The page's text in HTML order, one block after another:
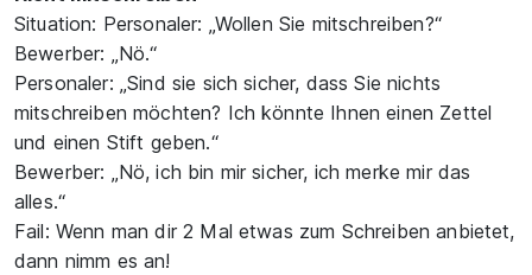
Situation: Personaler: „Wollen Sie mitschreiben?“
Bewerber: „Nö.“
Personaler: „Sind sie sich sicher, dass Sie nichts
mitschreiben möchten? Ich könnte Ihnen einen Zettel
und einen Stift geben.“
Bewerber: „Nö, ich bin mir sicher, ich merke mir das
alles.“
Fail: Wenn man dir 2 Mal etwas zum Schreiben anbietet,
dann nimm es an!